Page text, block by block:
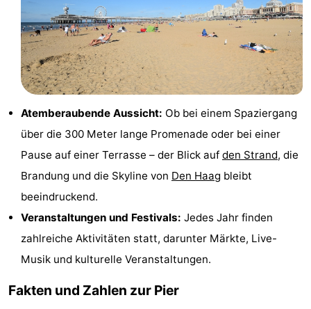
Route
Parken
Reisebuchshop
Medizin
Adressen
Region
Nordholland
-
Natur
Atemberaubende Aussicht: Ob bei einem Spaziergang
über die 300 Meter lange Promenade oder bei einer
Pause auf einer Terrasse – der Blick auf den Strand, die
Brandung und die Skyline von Den Haag bleibt
beeindruckend.
Veranstaltungen und Festivals: Jedes Jahr finden
zahlreiche Aktivitäten statt, darunter Märkte, Live-
Musik und kulturelle Veranstaltungen.
Fakten und Zahlen zur Pier